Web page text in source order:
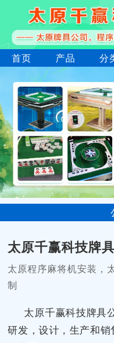
首页 产品 分
太原千赢科技牌
太原程序麻将机安装，
制
太原千赢科技牌具
研发，设计，生产和